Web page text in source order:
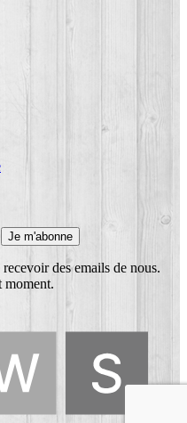
Je m'abonne
des emails de nous.
moment.